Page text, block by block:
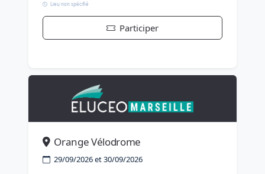
Lieu non spécifié
Participer
Orange Vélodrome
29/09/2026 et 30/09/2026